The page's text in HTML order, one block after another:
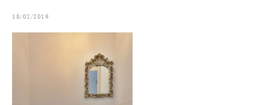
18/02/2019